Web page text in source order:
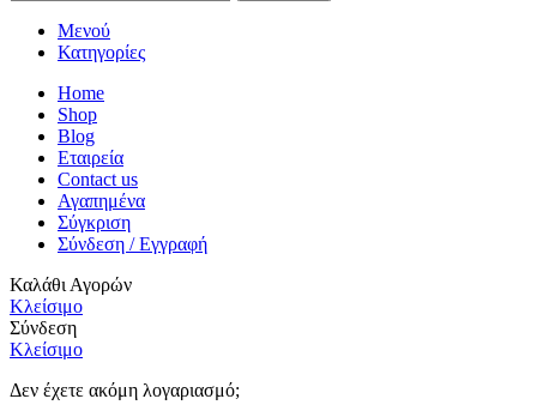
Μενού
Κατηγορίες
Home
Shop
Blog
Εταιρεία
Contact us
Αγαπημένα
Σύγκριση
Σύνδεση / Εγγραφή
Καλάθι Αγορών
Κλείσιμο
Σύνδεση
Κλείσιμο
Δεν έχετε ακόμη λογαριασμό;